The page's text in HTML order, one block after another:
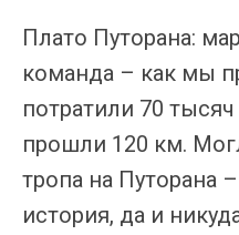
Плато Путорана:
команда – как мы
потратили 70
прошли 120 км.
тропа на Путорана
история, да и